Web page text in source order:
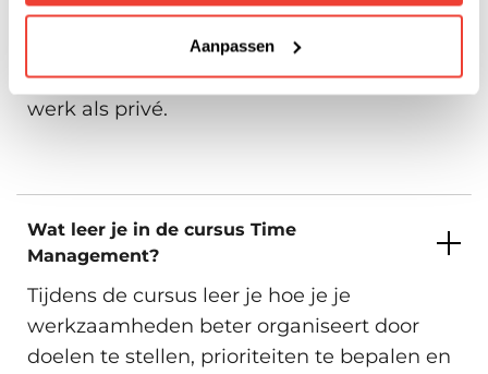
Aanpassen
Maandag 14 December 2026
Trainingsdag 1
Maandag 14 December 2026
Beschikbare trainingslocaties
Maandag 28 December 2026
Amsterdam, Arnhem, Den Haag,
Eindhoven, Groningen, Hengelo,
voor iedereen die meer uit de dag wil halen
door beter te plannen, prioriteiten te stellen
en effectiever met tijd om te gaan, zowel in
werk als privé.
Wat leer je in de cursus Time
Management?
Tijdens de cursus leer je hoe je je
werkzaamheden beter organiseert door
doelen te stellen, prioriteiten te bepalen en